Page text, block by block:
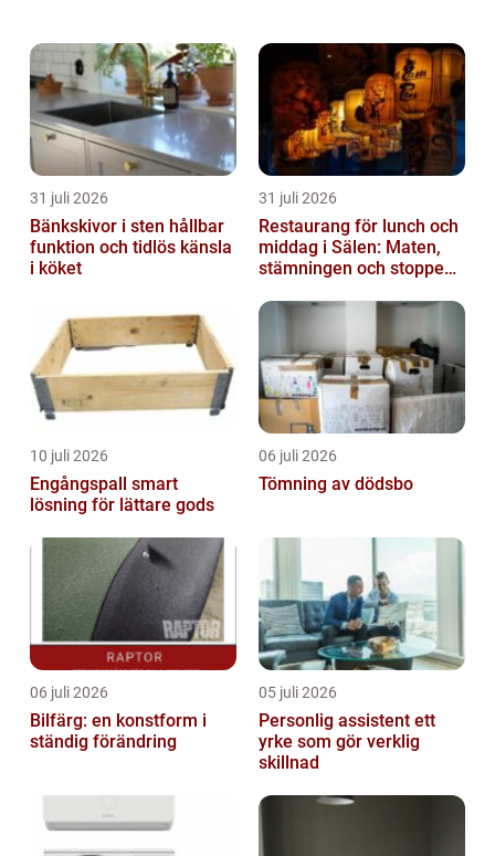
över världens sötaste kattungar och utfo...
31 juli 2026
Bänkskivor i sten hållbar
funktion och tidlös känsla
i köket
31 juli 2026
Restaurang för lunch och
middag i Sälen: Maten,
stämningen och stoppen
10 juli 2026
Engångspall smart
lösning för lättare gods
06 juli 2026
Tömning av dödsbo
06 juli 2026
Bilfärg: en konstform i
ständig förändring
05 juli 2026
Personlig assistent ett
yrke som gör verklig
skillnad